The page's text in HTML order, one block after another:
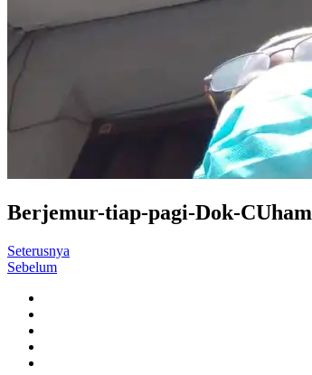
Berjemur-tiap-pagi-Dok-CUham
Seterusnya
Sebelum